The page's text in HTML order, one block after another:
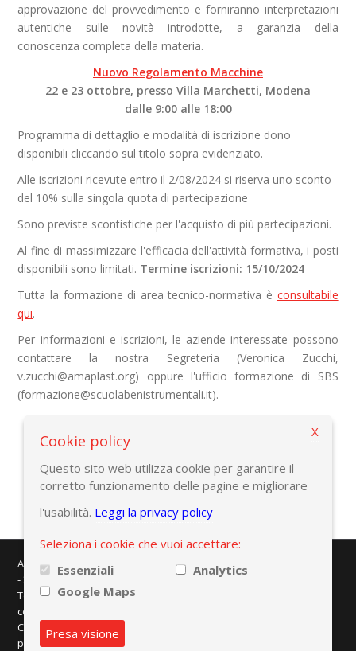
approvazione del provvedimento e forniranno interpretazioni
autentiche sulle novità introdotte, a garanzia della
conoscenza completa della materia.
Nuovo Regolamento Macchine
22 e 23 ottobre, presso Villa Marchetti, Modena
dalle 9:00 alle 18:00
Programma di dettaglio e modalità di iscrizione dono
disponibili cliccando sul titolo sopra evidenziato.
Alle iscrizioni ricevute entro il 2/08/2024 si riserva uno sconto
del 10% sulla singola quota di partecipazione
Sono previste scontistiche per l'acquisto di più partecipazioni.
Al fine di massimizzare l'efficacia dell'attività formativa, i posti
disponibili sono limitati. ​ Termine iscrizioni: 15/10/2024
Tutta la formazione di area tecnico-normativa è consultabile
qui.
Per informazioni e iscrizioni, le aziende interessate possono
contattare la nostra Segreteria (Veronica Zucchi,
v.zucchi@amaplast.org) oppure l'ufficio formazione di SBS
(formazione@scuolabenistrumentali.it).
Torna alla pagina precedente
AMAPLAST - Centro Direzionale Milanofiori - Strada 1 - Palazzo F/3
- 20057 Assago (MI)
Tel. +39 02 8228371 - e-mail:
codice fiscale: 80134430158 - PEC:
Copyright © 2026 Promaplast srl. Tutti i diritti riservati.
policy |Preferenze cookies
Cookie policy
Questo sito web utilizza cookie per garantire il
corretto funzionamento delle pagine e migliorare
l'usabilità. Leggi la privacy policy
Seleziona i cookie che vuoi accettare:
Essenziali
Analytics
Google Maps
Presa visione
X